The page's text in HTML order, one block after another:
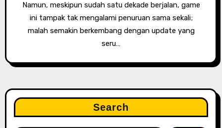
Namun, meskipun sudah satu dekade berjalan, game
ini tampak tak mengalami penuruan sama sekali;
malah semakin berkembang dengan update yang
seru…
Search